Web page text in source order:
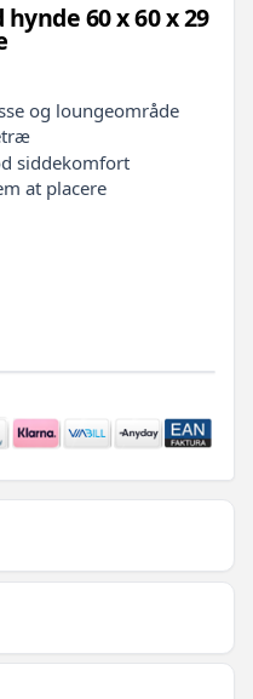
60 x 60 x 29
og loungeområde
siddekomfort
at placere